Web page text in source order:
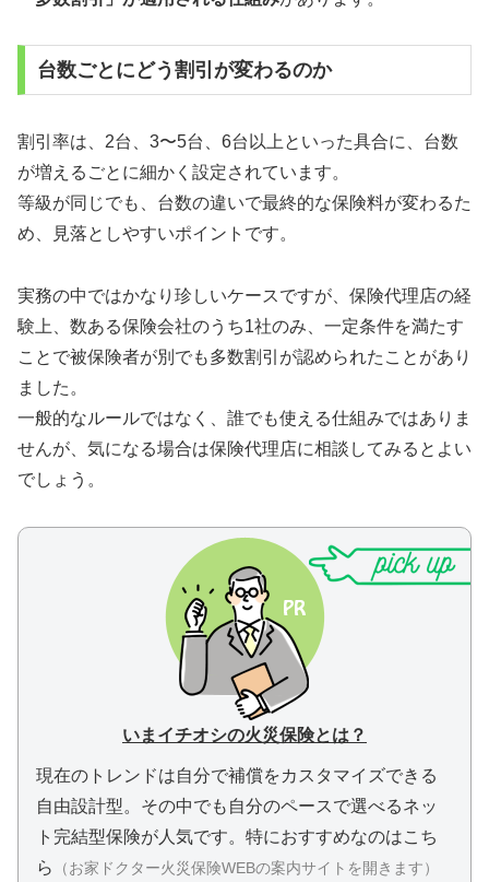
台数ごとにどう割引が変わるのか
割引率は、2台、3〜5台、6台以上といった具合に、台数
が増えるごとに細かく設定されています。
等級が同じでも、台数の違いで最終的な保険料が変わるた
め、見落としやすいポイントです。
実務の中ではかなり珍しいケースですが、保険代理店の経
験上、数ある保険会社のうち1社のみ、一定条件を満たす
ことで被保険者が別でも多数割引が認められたことがあり
ました。
一般的なルールではなく、誰でも使える仕組みではありま
せんが、気になる場合は保険代理店に相談してみるとよい
でしょう。
いまイチオシの火災保険とは？
現在のトレンドは自分で補償をカスタマイズできる
自由設計型。 その中でも自分のペースで選べるネッ
ト完結型保険が人気です。 特におすすめなのはこち
ら
（お家ドクター火災保険WEBの案内サイトを開きます）